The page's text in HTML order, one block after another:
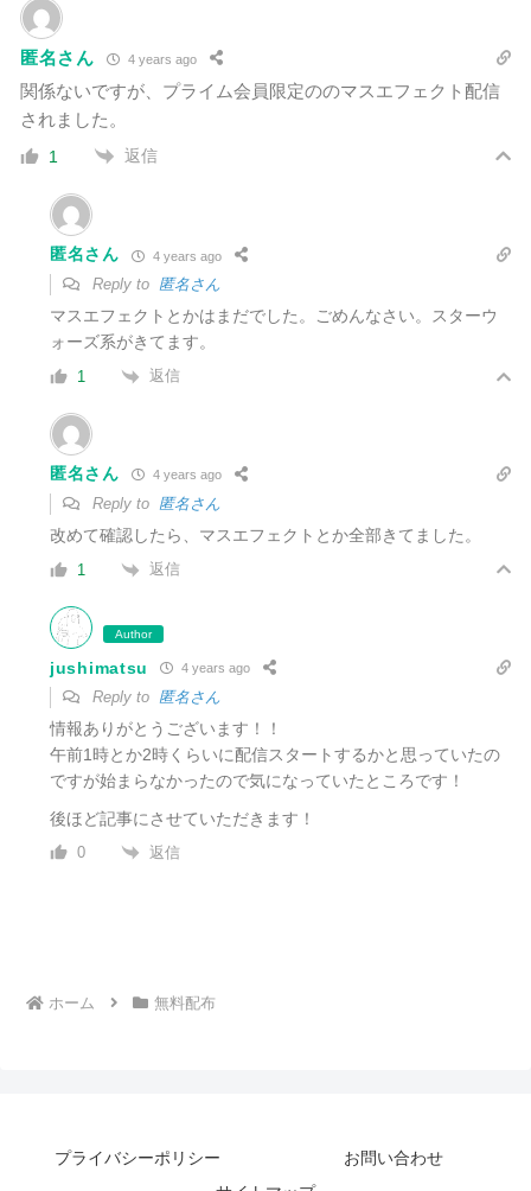
匿名さん 4 years ago
関係ないですが、プライム会員限定ののマスエフェクト配信
されました。
1 返信
匿名さん 4 years ago
Reply to 匿名さん
マスエフェクトとかはまだでした。ごめんなさい。スターウ
ォーズ系がきてます。
1 返信
匿名さん 4 years ago
Reply to 匿名さん
改めて確認したら、マスエフェクトとか全部きてました。
1 返信
Author
jushimatsu 4 years ago
Reply to 匿名さん
情報ありがとうございます！！
午前1時とか2時くらいに配信スタートするかと思っていたの
ですが始まらなかったので気になっていたところです！
後ほど記事にさせていただきます！
0 返信
ホーム 無料配布
プライバシーポリシー
お問い合わせ